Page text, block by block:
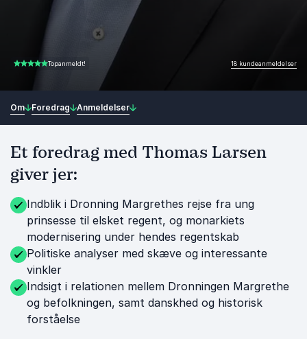
5.00 ud af 5Topanmeldt! 18 kundeanmeldelser
Om Foredrag Anmeldelser
Et foredrag med Thomas Larsen
giver jer:
Indblik i Dronning Margrethes rejse fra ung
prinsesse til elsket regent, og monarkiets
modernisering under hendes regentskab
Politiske analyser med skæve og interessante
vinkler
Indsigt i relationen mellem Dronningen Margrethe
og befolkningen, samt danskhed og historisk
forståelse